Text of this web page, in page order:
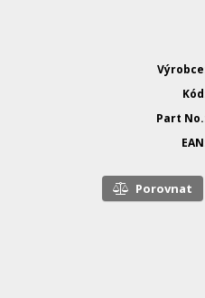
Výrobce
Kód
Part No.
EAN
Porovnat